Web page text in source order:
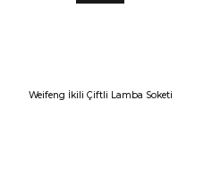
Weifeng İkili Çiftli Lamba Soketi